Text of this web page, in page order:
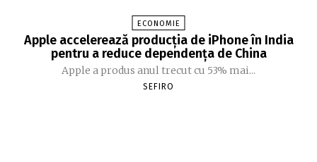
ECONOMIE
Apple accelerează producția de iPhone în India
pentru a reduce dependența de China
Apple a produs anul trecut cu 53% mai...
SEFIRO